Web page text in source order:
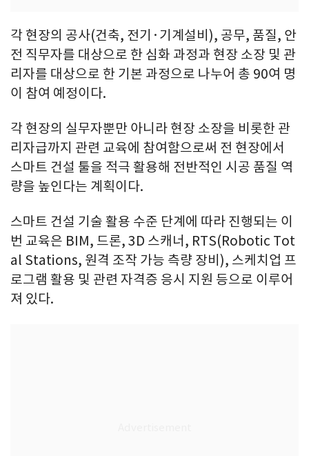
각 현장의 공사(건축, 전기·기계설비), 공무, 품질, 안
전 직무자를 대상으로 한 심화 과정과 현장 소장 및 관
리자를 대상으로 한 기본 과정으로 나누어 총 90여 명
이 참여 예정이다.
각 현장의 실무자뿐만 아니라 현장 소장을 비롯한 관
리자급까지 관련 교육에 참여함으로써 전 현장에서
스마트 건설 툴을 적극 활용해 전반적인 시공 품질 역
량을 높인다는 계획이다.
스마트 건설 기술 활용 수준 단계에 따라 진행되는 이
번 교육은 BIM, 드론, 3D 스캐너, RTS(Robotic Tot
al Stations, 원격 조작 가능 측량 장비), 스케치업 프
로그램 활용 및 관련 자격증 응시 지원 등으로 이루어
져 있다.